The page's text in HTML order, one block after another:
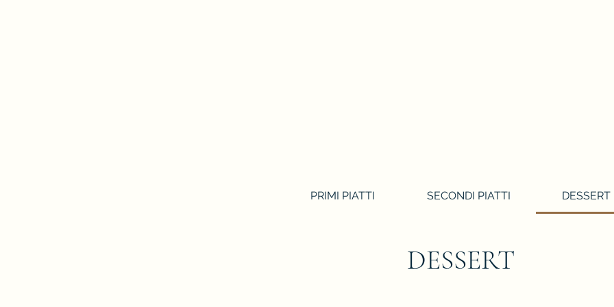
PRIMI PIATTI SECONDI PIATTI DESSERT
DESSERT